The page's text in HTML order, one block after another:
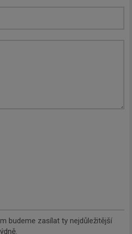
budeme zasílat ty nejdůležitější